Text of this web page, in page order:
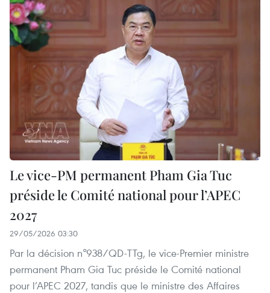
Le vice-PM permanent Pham Gia Tuc
préside le Comité national pour l’APEC
2027
29/05/2026 03:30
Par la décision n°938/QD-TTg, le vice-Premier ministre
permanent Pham Gia Tuc préside le Comité national
pour l’APEC 2027, tandis que le ministre des Affaires